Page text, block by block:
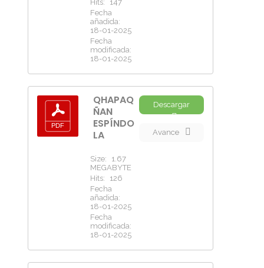
Hits:
147
Fecha
añadida:
18-01-2025
Fecha
modificada:
18-01-2025
QHAPAQ
ÑAN
ESPÍNDO
LA
Size:
1.67
MEGABYTE
Hits:
126
Fecha
añadida:
18-01-2025
Fecha
modificada:
18-01-2025
Descargar
Avance